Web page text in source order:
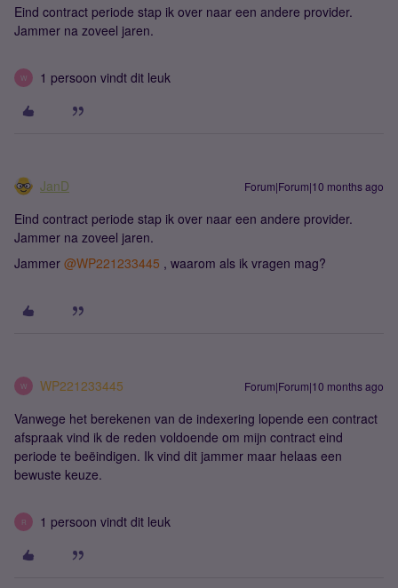
Eind contract periode stap ik over naar een andere provider.
Jammer na zoveel jaren.
W 1 persoon vindt dit leuk
JanD Forum|Forum|10 months ago
Eind contract periode stap ik over naar een andere provider.
Jammer na zoveel jaren.
Jammer ​ @WP221233445 , waarom als ik vragen mag?
W WP221233445 Forum|Forum|10 months ago
Vanwege het berekenen van de indexering lopende een contract
afspraak vind ik de reden voldoende om mijn contract eind
periode te beëindigen. Ik vind dit jammer maar helaas een
bewuste keuze.
R 1 persoon vindt dit leuk